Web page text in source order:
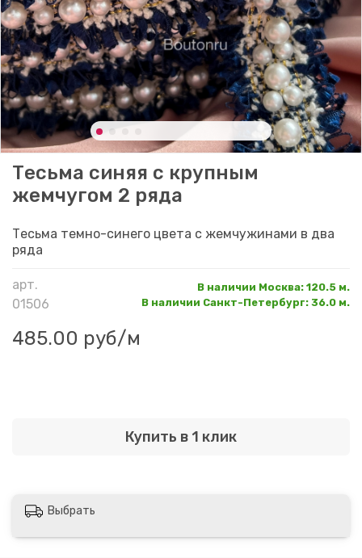
арт.
01506
В наличии Москва: 120.5 м.
В наличии Санкт-Петербург: 36.0 м.
Тесьма синяя с крупным
жемчугом 2 ряда
485.00 руб/м
Купить в 1 клик
Тесьма темно-синего цвета с жемчужинами в два
ряда
Выбрать